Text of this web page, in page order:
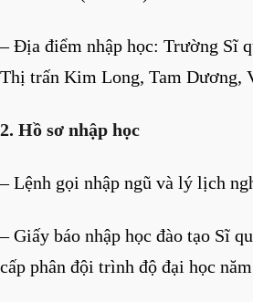
– Địa điểm nhập học: Trường Sĩ
Thị trấn Kim Long, Tam Dương,
2. Hồ sơ nhập học
– Lệnh gọi nhập ngũ và lý lịch
– Giấy báo nhập học đào tạo Sĩ
cấp phân đội trình độ đại học